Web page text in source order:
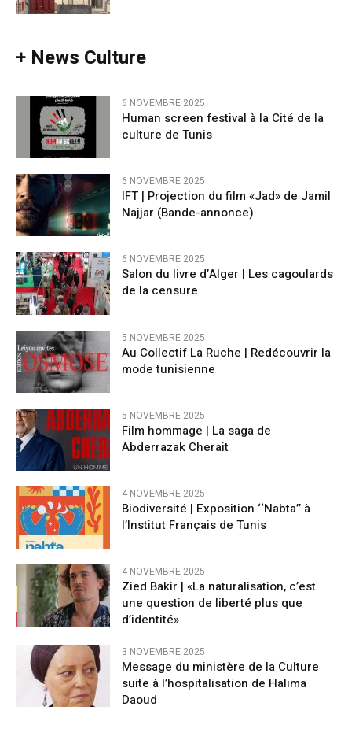
+ News Culture
6 NOVEMBRE 2025
Human screen festival à la Cité de la
culture de Tunis
6 NOVEMBRE 2025
IFT | Projection du film «Jad» de Jamil
Najjar (Bande-annonce)
6 NOVEMBRE 2025
Salon du livre d’Alger | Les cagoulards
de la censure
5 NOVEMBRE 2025
Au Collectif La Ruche | Redécouvrir la
mode tunisienne
5 NOVEMBRE 2025
Film hommage | La saga de
Abderrazak Cherait
4 NOVEMBRE 2025
Biodiversité | Exposition ‘‘Nabta’’ à
l’Institut Français de Tunis
4 NOVEMBRE 2025
Zied Bakir | «La naturalisation, c’est
une question de liberté plus que
d’identité»
3 NOVEMBRE 2025
Message du ministère de la Culture
suite à l’hospitalisation de Halima
Daoud